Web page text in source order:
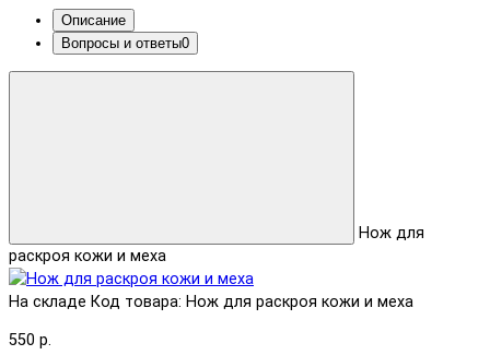
Описание
Вопросы и ответы0
Нож для
раскроя кожи и меха
На складе Код товара: Нож для раскроя кожи и меха
550 р.